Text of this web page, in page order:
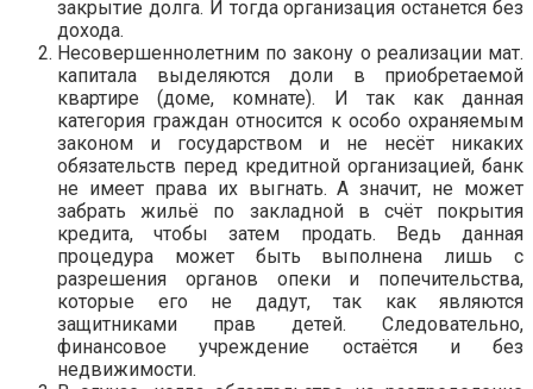
закрытие долга. И тогда организация останется без
дохода.
Несовершеннолетним по закону о реализации мат.
капитала выделяются доли в приобретаемой
квартире (доме, комнате). И так как данная
категория граждан относится к особо охраняемым
законом и государством и не несёт никаких
обязательств перед кредитной организацией, банк
не имеет права их выгнать. А значит, не может
забрать жильё по закладной в счёт покрытия
кредита, чтобы затем продать. Ведь данная
процедура может быть выполнена лишь с
разрешения органов опеки и попечительства,
которые его не дадут, так как являются
защитниками прав детей. Следовательно,
финансовое учреждение остаётся и без
недвижимости.